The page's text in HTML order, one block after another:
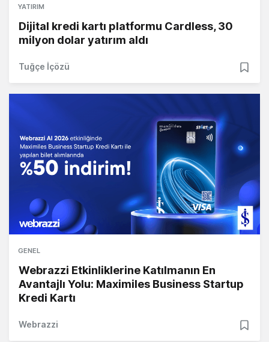
YATIRIM
Dijital kredi kartı platformu Cardless, 30
milyon dolar yatırım aldı
Tuğçe İçözü
GENEL
Webrazzi Etkinliklerine Katılmanın En
Avantajlı Yolu: Maximiles Business Startup
Kredi Kartı
Webrazzi